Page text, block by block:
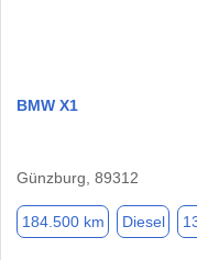
BMW X1
Günzburg, 89312
184.500 km Diesel